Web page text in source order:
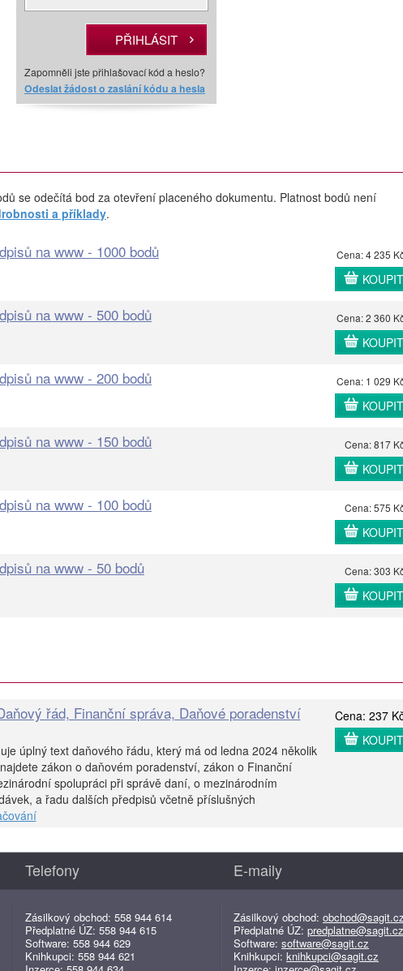
Zapomněli jste přihlašovací kód a heslo?
Odeslat žádost o zaslání kódu a hesla
se odečítá bod za otevření placeného dokumentu. Platnost bodů není
a příklady.
na www - 1000 bodů Cena: 4 235
KOUPIT
na www - 500 bodů Cena: 2 360
KOUPIT
na www - 200 bodů Cena: 1 029
KOUPIT
na www - 150 bodů Cena: 817
KOUPIT
na www - 100 bodů Cena: 575
KOUPIT
na www - 50 bodů Cena: 303
KOUPIT
řád, Finanční správa, Daňové poradenství
úplný text daňového řádu, který má od ledna 2024 několik
zákon o daňovém poradenství, zákon o Finanční
spolupráci při správě daní, o mezinárodním
a řadu dalších předpisů včetně příslušných
Cena: 237
KOUPIT
Telefony
Zásilkový obchod: 558 944 614
Předplatné ÚZ: 558 944 615
Software: 558 944 629
Knihkupci: 558 944 621
E-maily
Zásilkový obchod: obchod@sagit.cz
Předplatné ÚZ: predplatne@sagit.cz
Software: software@sagit.cz
Knihkupci: knihkupci@sagit.cz